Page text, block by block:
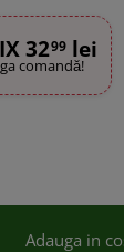
3299 lei
comandă!
Adauga in